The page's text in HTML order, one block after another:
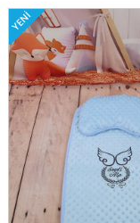
YENI